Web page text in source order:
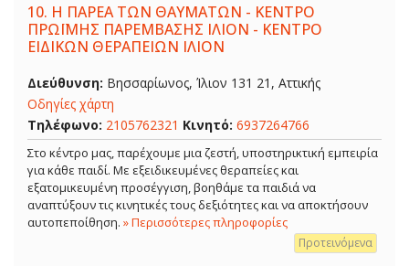
10. Η ΠΑΡΕΑ ΤΩΝ ΘΑΥΜΑΤΩΝ - ΚΕΝΤΡΟ
ΠΡΩΪΜΗΣ ΠΑΡΕΜΒΑΣΗΣ ΙΛΙΟΝ - ΚΕΝΤΡΟ
ΕΙΔΙΚΩΝ ΘΕΡΑΠΕΙΩΝ ΙΛΙΟΝ
Διεύθυνση: Βησσαρίωνος, Ίλιον 131 21, Αττικής
Οδηγίες χάρτη
Τηλέφωνο: 2105762321 Κινητό: 6937264766
Στο κέντρο μας, παρέχουμε μια ζεστή, υποστηρικτική εμπειρία
για κάθε παιδί. Με εξειδικευμένες θεραπείες και
εξατομικευμένη προσέγγιση, βοηθάμε τα παιδιά να
αναπτύξουν τις κινητικές τους δεξιότητες και να αποκτήσουν
αυτοπεποίθηση. » Περισσότερες πληροφορίες
Προτεινόμενα